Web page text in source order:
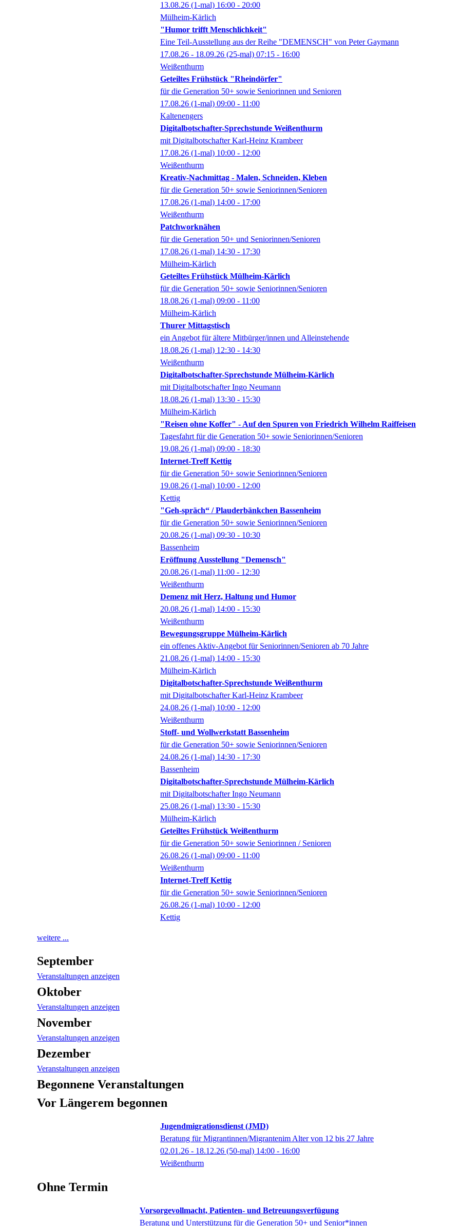
13.08.26 (1-mal) 16:00 - 20:00
Mülheim-Kärlich
"Humor trifft Menschlichkeit"
Eine Teil-Ausstellung aus der Reihe "DEMENSCH" von Peter Gaymann
17.08.26 - 18.09.26 (25-mal) 07:15 - 16:00
Weißenthurm
Geteiltes Frühstück "Rheindörfer"
für die Generation 50+ sowie Seniorinnen und Senioren
17.08.26 (1-mal) 09:00 - 11:00
Kaltenengers
Digitalbotschafter-Sprechstunde Weißenthurm
mit Digitalbotschafter Karl-Heinz Krambeer
17.08.26 (1-mal) 10:00 - 12:00
Weißenthurm
Kreativ-Nachmittag - Malen, Schneiden, Kleben
für die Generation 50+ sowie Seniorinnen/Senioren
17.08.26 (1-mal) 14:00 - 17:00
Weißenthurm
Patchworknähen
für die Generation 50+ und Seniorinnen/Senioren
17.08.26 (1-mal) 14:30 - 17:30
Mülheim-Kärlich
Geteiltes Frühstück Mülheim-Kärlich
für die Generation 50+ sowie Seniorinnen/Senioren
18.08.26 (1-mal) 09:00 - 11:00
Mülheim-Kärlich
Thurer Mittagstisch
ein Angebot für ältere Mitbürger/innen und Alleinstehende
18.08.26 (1-mal) 12:30 - 14:30
Weißenthurm
Digitalbotschafter-Sprechstunde Mülheim-Kärlich
mit Digitalbotschafter Ingo Neumann
18.08.26 (1-mal) 13:30 - 15:30
Mülheim-Kärlich
"Reisen ohne Koffer" - Auf den Spuren von Friedrich Wilhelm Raiffeisen
Tagesfahrt für die Generation 50+ sowie Seniorinnen/Senioren
19.08.26 (1-mal) 09:00 - 18:30
Internet-Treff Kettig
für die Generation 50+ sowie Seniorinnen/Senioren
19.08.26 (1-mal) 10:00 - 12:00
Kettig
"Geh-spräch“ / Plauderbänkchen Bassenheim
für die Generation 50+ sowie Seniorinnen/Senioren
20.08.26 (1-mal) 09:30 - 10:30
Bassenheim
Eröffnung Ausstellung "Demensch"
20.08.26 (1-mal) 11:00 - 12:30
Weißenthurm
Demenz mit Herz, Haltung und Humor
20.08.26 (1-mal) 14:00 - 15:30
Weißenthurm
Bewegungsgruppe Mülheim-Kärlich
ein offenes Aktiv-Angebot für Seniorinnen/Senioren ab 70 Jahre
21.08.26 (1-mal) 14:00 - 15:30
Mülheim-Kärlich
Digitalbotschafter-Sprechstunde Weißenthurm
mit Digitalbotschafter Karl-Heinz Krambeer
24.08.26 (1-mal) 10:00 - 12:00
Weißenthurm
Stoff- und Wollwerkstatt Bassenheim
für die Generation 50+ sowie Seniorinnen/Senioren
24.08.26 (1-mal) 14:30 - 17:30
Bassenheim
Digitalbotschafter-Sprechstunde Mülheim-Kärlich
mit Digitalbotschafter Ingo Neumann
25.08.26 (1-mal) 13:30 - 15:30
Mülheim-Kärlich
Geteiltes Frühstück Weißenthurm
für die Generation 50+ sowie Seniorinnen / Senioren
26.08.26 (1-mal) 09:00 - 11:00
Weißenthurm
Internet-Treff Kettig
für die Generation 50+ sowie Seniorinnen/Senioren
26.08.26 (1-mal) 10:00 - 12:00
Kettig
weitere ...
September
Veranstaltungen anzeigen
Oktober
Veranstaltungen anzeigen
November
Veranstaltungen anzeigen
Dezember
Veranstaltungen anzeigen
Begonnene Veranstaltungen
Vor Längerem begonnen
Jugendmigrationsdienst (JMD)
Beratung für Migrantinnen/Migrantenim Alter von 12 bis 27 Jahre
02.01.26 - 18.12.26 (50-mal) 14:00 - 16:00
Weißenthurm
Ohne Termin
Vorsorgevollmacht, Patienten- und Betreuungsverfügung
Beratung und Unterstützung für die Generation 50+ und Senior*innen